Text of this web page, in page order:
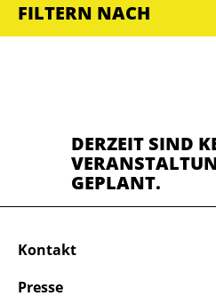
FILTERN NACH
DERZEIT SIND
GEPLANT.
Kontakt
Presse